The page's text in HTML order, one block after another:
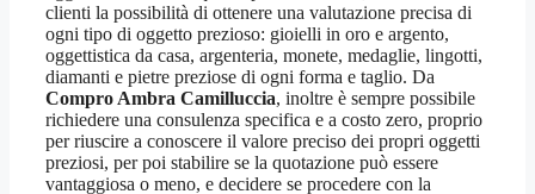
clienti la possibilità di ottenere una valutazione precisa di
ogni tipo di oggetto prezioso: gioielli in oro e argento,
oggettistica da casa, argenteria, monete, medaglie, lingotti,
diamanti e pietre preziose di ogni forma e taglio. Da
Compro Ambra Camilluccia, inoltre è sempre possibile
richiedere una consulenza specifica e a costo zero, proprio
per riuscire a conoscere il valore preciso dei propri oggetti
preziosi, per poi stabilire se la quotazione può essere
vantaggiosa o meno, e decidere se procedere con la